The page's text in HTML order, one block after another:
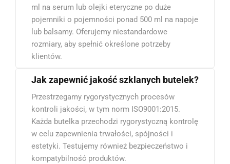
ml na serum lub olejki eteryczne po duże
pojemniki o pojemności ponad 500 ml na napoje
lub balsamy. Oferujemy niestandardowe
rozmiary, aby spełnić określone potrzeby
klientów.
Jak zapewnić jakość szklanych butelek?
Przestrzegamy rygorystycznych procesów
kontroli jakości, w tym norm ISO9001:2015.
Każda butelka przechodzi rygorystyczną kontrolę
w celu zapewnienia trwałości, spójności i
estetyki. Testujemy również bezpieczeństwo i
kompatybilność produktów.